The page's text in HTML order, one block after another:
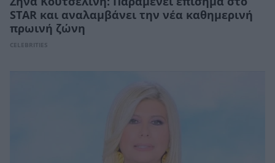
STAR και αναλαμβάνει την νέα καθημερινή
πρωινή ζώνη
CELEBRITIES